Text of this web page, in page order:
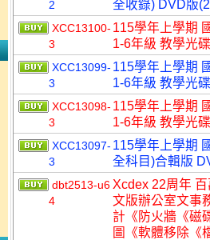
2
全收錄) DVD版
XCC13100-
3
115學年上學期
1-6年級 教學光
XCC13099-
3
115學年上學期
1-6年級 教學光
XCC13098-
3
115學年上學期
1-6年級 教學光
XCC13097-
3
115學年上學期
全科目)合輯版
dbt2513-u6
4
Xcdex 22周年
文版辦公室文事
計《防火牆《磁
圖《軟體移除《